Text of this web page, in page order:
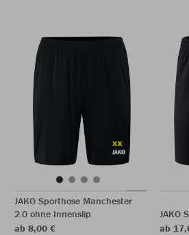
JAKO Sporthose Manchester
2.0 ohne Innenslip
ab 8,00 €
JAKO
ab